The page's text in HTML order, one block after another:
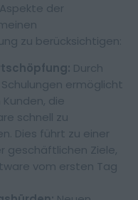
der
zu berücksichtigen:
Durch
ermöglicht
die
schnell zu
Dies führt zu einer
geschäftlichen Ziele,
vom ersten Tag